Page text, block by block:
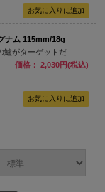
ナム 115mm/18g
鱸がターゲットだ
価格： 2,030円(税込)